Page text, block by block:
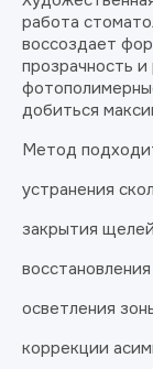
работа
воссоздает
прозрачность
добиться
Метод
устранения
закрытия
осветления
коррекции